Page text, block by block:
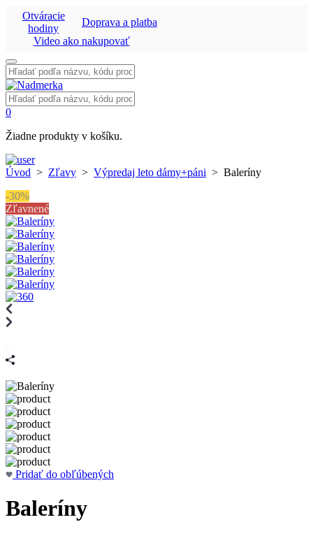
Otváracie
hodiny
Doprava a platba
Video ako nakupovať
Vyhľadať:
Vyhľadať:
0
Žiadne produkty v košíku.
Úvod > Zľavy > Výpredaj leto dámy+páni > Baleríny
-30%
Zľavnené
Pridať do obľúbených
Baleríny